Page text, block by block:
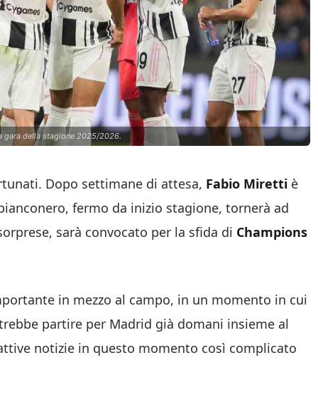
gara della stagione 2025/2026.
Dopo settimane di attesa, Fabio Miretti è
fermo da inizio stagione, tornerà ad
sarà convocato per la sfida di Champions
in mezzo al campo, in un momento in cui
partire per Madrid già domani insieme al
notizie in questo momento così complicato